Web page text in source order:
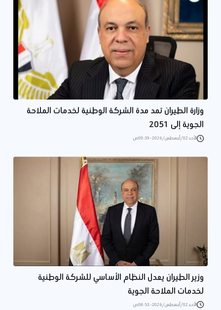
وزارة الطيران تمد مدة الشركة الوطنية لخدمات الملاحة
الجوية إلى 2051
الأحد 02/أغسطس/2026 - 09:39 ص
وزير الطيران يعدل النظام الأساسي للشركة الوطنية
لخدمات الملاحة الجوية
الأحد 02/أغسطس/2026 - 08:53 ص